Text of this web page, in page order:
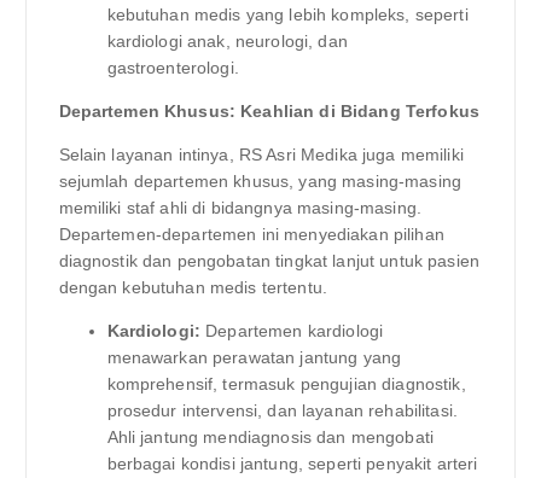
kebutuhan medis yang lebih kompleks, seperti
kardiologi anak, neurologi, dan
gastroenterologi.
Departemen Khusus: Keahlian di Bidang Terfokus
Selain layanan intinya, RS Asri Medika juga memiliki
sejumlah departemen khusus, yang masing-masing
memiliki staf ahli di bidangnya masing-masing.
Departemen-departemen ini menyediakan pilihan
diagnostik dan pengobatan tingkat lanjut untuk pasien
dengan kebutuhan medis tertentu.
Kardiologi: Departemen kardiologi
menawarkan perawatan jantung yang
komprehensif, termasuk pengujian diagnostik,
prosedur intervensi, dan layanan rehabilitasi.
Ahli jantung mendiagnosis dan mengobati
berbagai kondisi jantung, seperti penyakit arteri